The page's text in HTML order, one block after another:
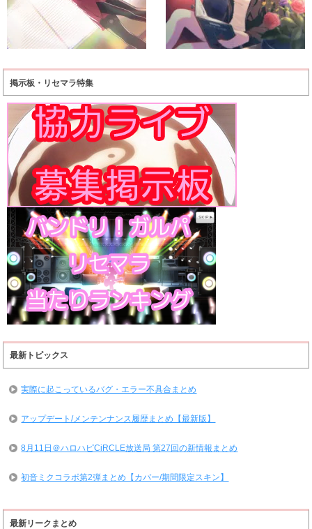
掲示板・リセマラ特集
最新トピックス
実際に起こっているバグ・エラー不具合まとめ
アップデート/メンテンナンス履歴まとめ【最新版】
8月11日＠ハロハピCiRCLE放送局 第27回の新情報まとめ
初音ミクコラボ第2弾まとめ【カバー/期間限定スキン】
最新リークまとめ